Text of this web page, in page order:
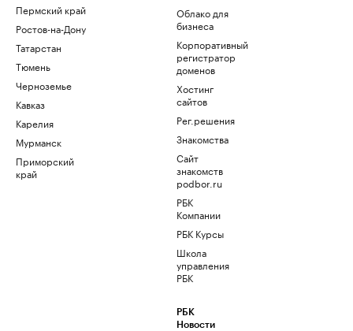
Пермский край
Ростов-на-Дону
Татарстан
Тюмень
Черноземье
Кавказ
Карелия
Мурманск
Приморский
край
Облако для
бизнеса
Корпоративный
регистратор
доменов
Хостинг
сайтов
Рег.решения
Знакомства
Сайт
знакомств
podbor.ru
РБК
Компании
РБК Курсы
Школа
управления
РБК
РБК
Новости